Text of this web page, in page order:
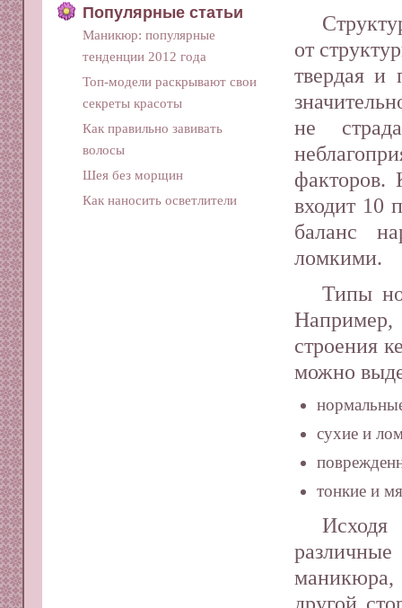
от
твердая и
не
факторов.
входит 10
баланс
ломкими.
Типы
Например,
строения
можно
сухие и
тонкие и
Исходя
маникюра,
Популярные статьи
Маникюр: популярные
тенденции 2012 года
Топ-модели раскрывают свои
секреты красоты
Как правильно завивать
волосы
Шея без морщин
Как наносить осветлители